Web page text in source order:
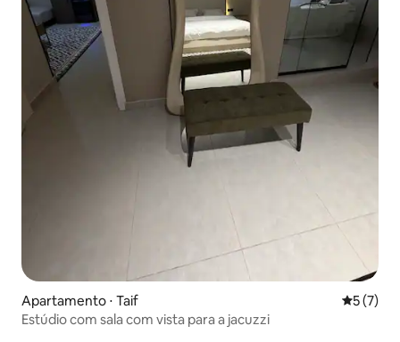
Apartamento ⋅ Taif 5 de
5 (7)
Estúdio com sala com vista para a jacuzzi